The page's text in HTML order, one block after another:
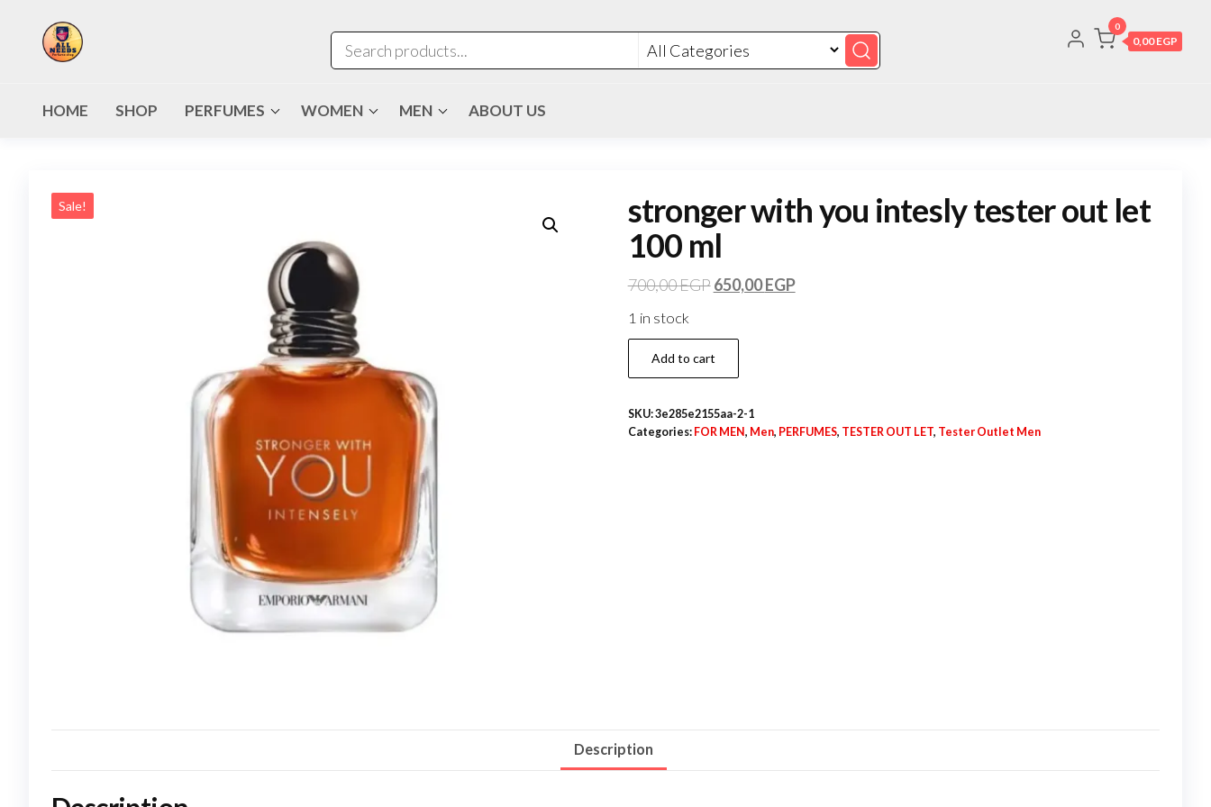
0
0,00 EGP
HOME SHOP PERFUMES WOMEN MEN ABOUT US
Sale!
stronger with you intesly tester out let
100 ml
700,00EGP650,00EGP
1 in stock
Add to cart
SKU:3e285e2155aa-2-1
Categories: FOR MEN, Men, PERFUMES, TESTER OUT LET, Tester Outlet Men
Description